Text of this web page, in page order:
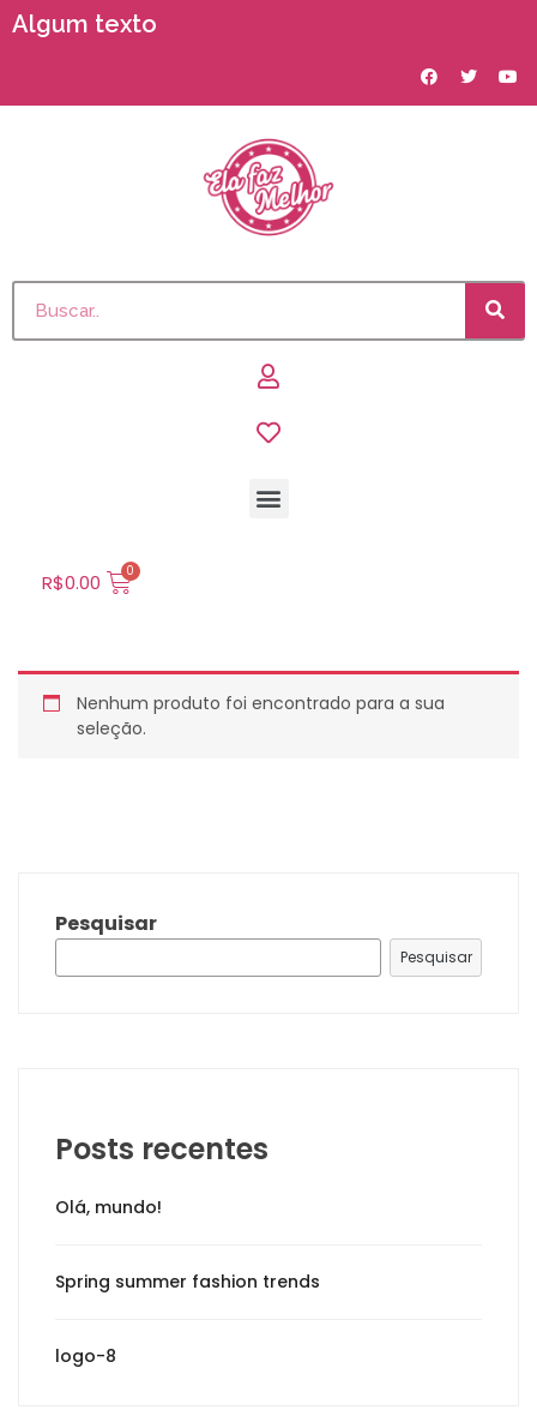
Algum texto
R$0.00
Nenhum produto foi encontrado para a sua
seleção.
Pesquisar
Pesquisar
Posts recentes
Olá, mundo!
Spring summer fashion trends
logo-8